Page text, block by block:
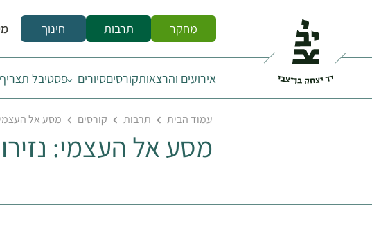
מחקר תרבות חינוך
אירועים והרצאותקורסיםסיורים פסטיבל תצריף
עמוד הבית תרבות קורסים מסע אל
מסע אל העצמי: